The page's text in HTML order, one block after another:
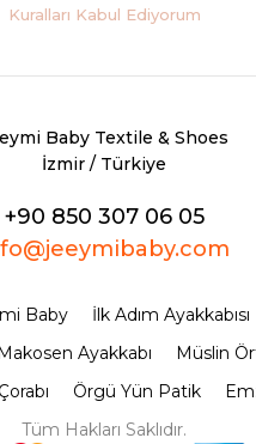
ALIŞVERIŞ
Ayakkabısı
720,00TL
JEEYMI BABY
Kuralları Kabul Ediyorum
Baby Textile & Shoes
İzmir / Türkiye
+90 850 307 06 05
Baby
İlk Adım Ayakkabısı
Ayakkabı
Müslin
Örgü Yün Patik
Tüm Hakları Saklıdır.